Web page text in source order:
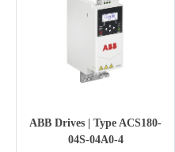
ABB Drives | Type ACS180-
04S-04A0-4